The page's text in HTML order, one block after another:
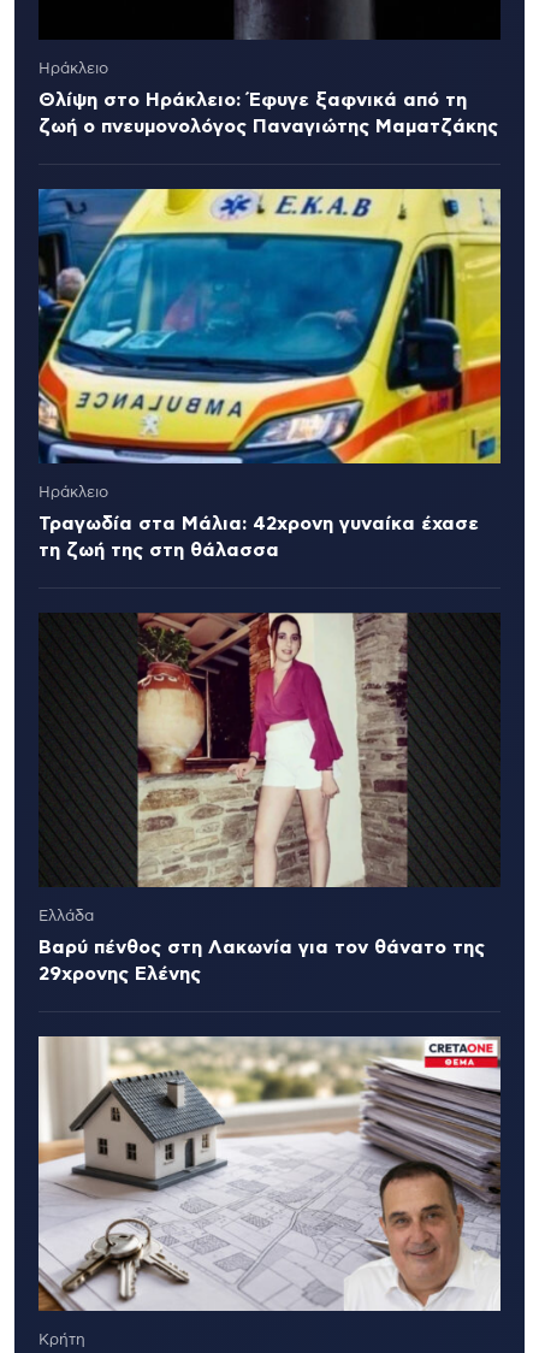
Ηράκλειο
Θλίψη στο Ηράκλειο: Έφυγε ξαφνικά από τη
ζωή ο πνευμονολόγος Παναγιώτης Μαματζάκης
Ηράκλειο
Τραγωδία στα Μάλια: 42χρονη γυναίκα έχασε
τη ζωή της στη θάλασσα
Ελλάδα
Βαρύ πένθος στη Λακωνία για τον θάνατο της
29χρονης Ελένης
Κρήτη